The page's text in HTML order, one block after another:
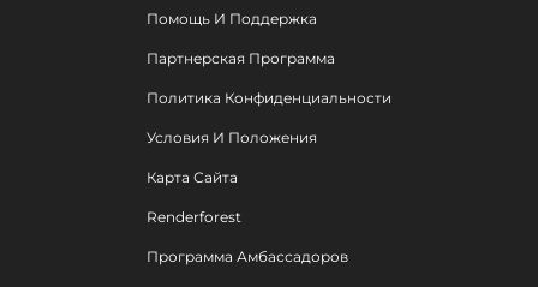
Помощь И Поддержка
Партнерская Программа
Политика Конфиденциальности
Условия И Положения
Карта Сайта
Renderforest
Программа Амбассадоров